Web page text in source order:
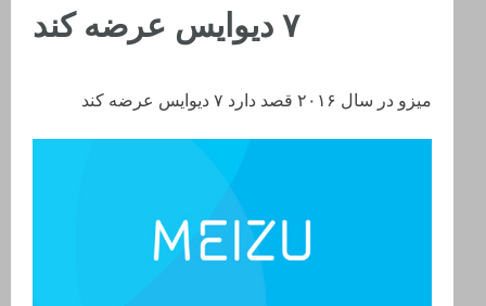
۷ دیوایس عرضه کند
میزو در سال ۲۰۱۶ قصد دارد ۷ دیوایس عرضه کند